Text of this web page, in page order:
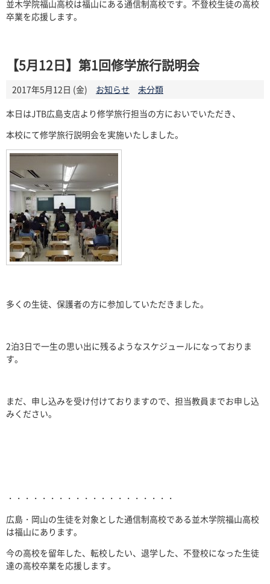
並木学院福山高校は福山にある通信制高校です。不登校生徒の高校
卒業を応援します。
【5月12日】第1回修学旅行説明会
2017年5月12日 (金) お知らせ
未分類
本日はJTB広島支店より修学旅行担当の方においでいただき、
本校にて修学旅行説明会を実施いたしました。
多くの生徒、保護者の方に参加していただきました。
2泊3日で一生の思い出に残るようなスケジュールになっておりま
す。
まだ、申し込みを受け付けておりますので、担当教員までお申し込
みください。
・・・・・・・・・・・・・・・・・・・・
広島・岡山の生徒を対象とした通信制高校である並木学院福山高校
は福山にあります。
今の高校を留年した、転校したい、退学した、不登校になった生徒
達の高校卒業を応援します。